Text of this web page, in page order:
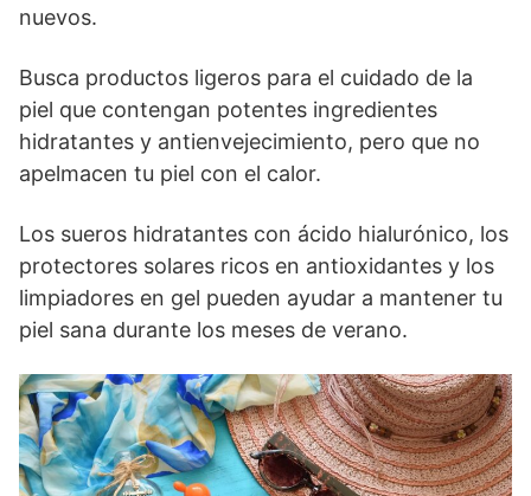
nuevos.
Busca productos ligeros para el cuidado de la
piel que contengan potentes ingredientes
hidratantes y antienvejecimiento, pero que no
apelmacen tu piel con el calor.
Los sueros hidratantes con ácido hialurónico, los
protectores solares ricos en antioxidantes y los
limpiadores en gel pueden ayudar a mantener tu
piel sana durante los meses de verano.